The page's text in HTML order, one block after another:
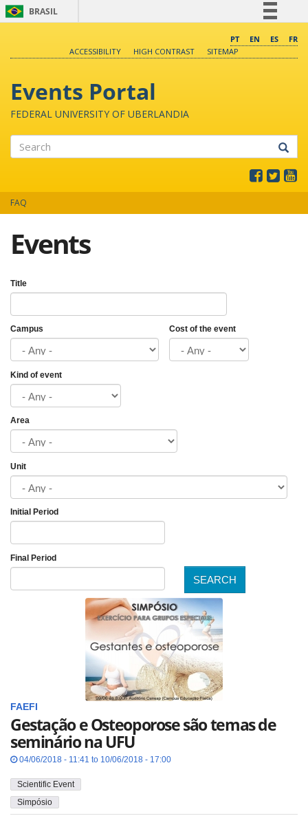
BRASIL
Comunica BR
Canais
PT EN ES
FR
ACCESSIBILITY
HIGH CONTRAST SITEMAP
Events Portal
FEDERAL UNIVERSITY OF UBERLANDIA
FAQ
Events
Title
Campus Cost of the event
Kind of event
Area
Unit
Initial Period
Final Period
SEARCH
FAEFI
Gestação e Osteoporose são temas de
seminário na UFU
04/06/2018 - 11:41 to 10/06/2018 - 17:00
Scientific Event
Simpósio